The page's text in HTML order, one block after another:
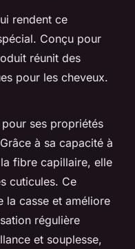
rendent ce
Conçu pour
réunit des
pour les cheveux.
ses propriétés
à sa capacité à
fibre capillaire, elle
cuticules. Ce
la casse et améliore
régulière
et souplesse,